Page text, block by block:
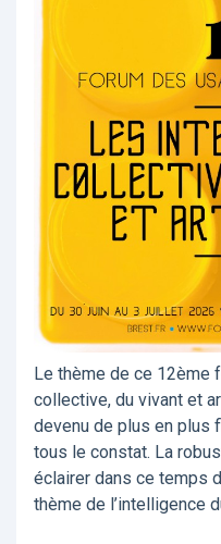
Le thème de ce 12ème
collective, du vivant et
devenu de plus en plus
tous le constat. La
éclairer dans ce temps
thème de l’intelligence